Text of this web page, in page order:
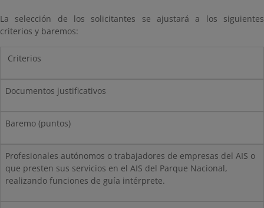
La selección de los solicitantes se ajustará a los siguientes
criterios y baremos:
Criterios
Documentos justificativos
Baremo (puntos)
Profesionales autónomos o trabajadores de empresas del AIS o
que presten sus servicios en el AIS del Parque Nacional,
realizando funciones de guía intérprete.